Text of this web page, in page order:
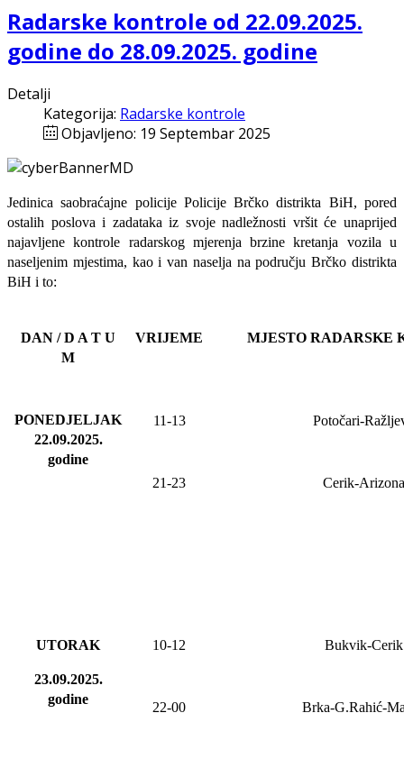
Radarske kontrole od 22.09.2025.
godine do 28.09.2025. godine
Detalji
Kategorija: Radarske kontrole
Objavljeno: 19 Septembar 2025
Jedinica saobraćajne policije Policije Brčko distrikta BiH, pored
ostalih poslova i zadataka iz svoje nadležnosti vršit će unaprijed
najavljene kontrole radarskog mjerenja brzine kretanja vozila u
naseljenim mjestima, kao i van naselja na području Brčko distrikta
BiH i to:
DAN / D A T U
M
VRIJEME MJESTO RADARSKE
PONEDJELJAK
22.09.2025.
godine
11-13 Potočari-
21-23 Cerik-Arizona
UTORAK
23.09.2025.
godine
10-12 Bukvik-Cerik
22-00 Brka-G.Rahić-